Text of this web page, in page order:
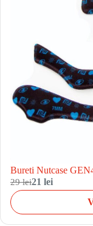
Bureti Nutcase
29 lei21 lei